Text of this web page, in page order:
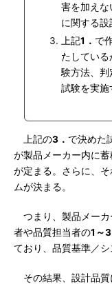
害を加えな
に関する
上記1． で
たしてい
験方法、判
試験を実施
上記の3． で決めた
が製品メーカー内に
が定まる。さらに、
ムが決まる。
つまり、製品メーカ
者や品質担当者の1～3
ており、品質基準／シ
その結果、設計品質